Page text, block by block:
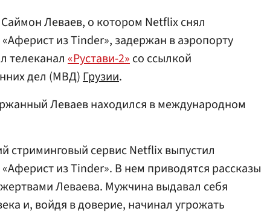
Леваев, о котором Netflix снял
из Tinder», задержан в аэропорту
телеканал «Рустави-2»со ссылкой
дел (МВД)Грузии.
Леваев находился в международном
стриминговый сервис Netflix выпустил
из Tinder». В нем приводятся рассказы
Леваева. Мужчина выдавал себя
и, войдя в доверие, начинал угрожать